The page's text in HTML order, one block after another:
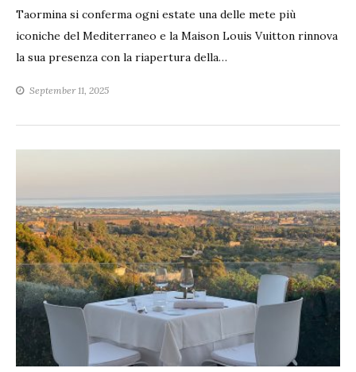
Taormina si conferma ogni estate una delle mete più
iconiche del Mediterraneo e la Maison Louis Vuitton rinnova
la sua presenza con la riapertura della…
September 11, 2025